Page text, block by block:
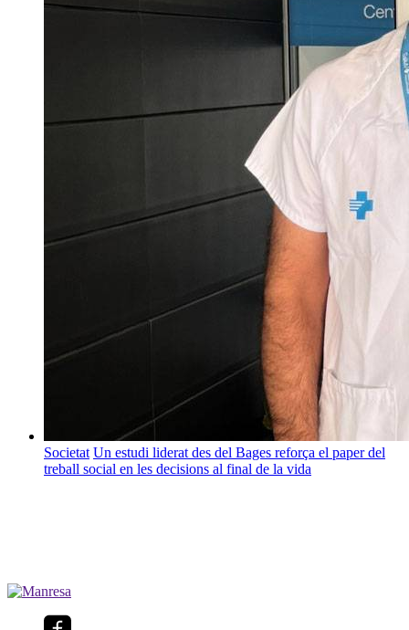
Societat Un estudi liderat des del Bages reforça el paper del
treball social en les decisions al final de la vida